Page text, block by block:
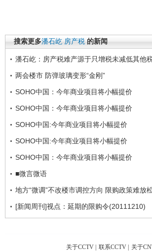
搜索更多潘石屹 房产税 的新闻
潘石屹：房产税难产源于只增税未减低其他
两会楼市 防弹玻璃变形“金刚”
SOHO中国：今年商业项目将小幅提价
SOHO中国：今年商业项目将小幅提价
SOHO中国:今年商业项目将小幅提价
SOHO中国:今年商业项目将小幅提价
SOHO中国：今年商业项目将小幅提价
■微言微语
地方“微调”不改楼市调控方向 限购政策难放
[新闻周刊]视点：延期的限购令(20111210)
关于CCTV | 联系CCTV | 关于